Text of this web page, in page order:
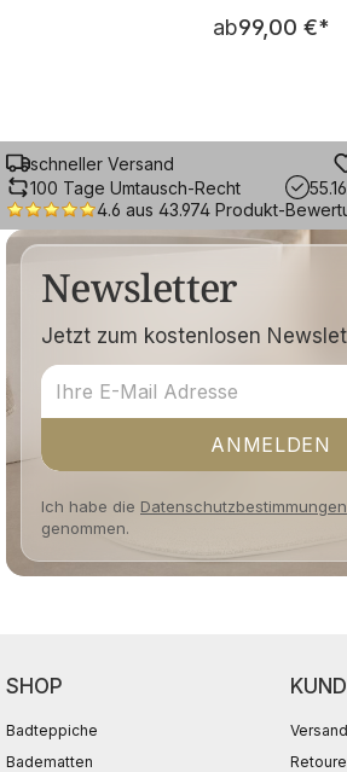
ab99,00 €*
schneller Versand
100 Tage Umtausch-Recht
4.6 aus 43.974 Produkt-
Newsletter
Jetzt zum kostenlosen
ANMELDEN
Ich habe die Datenschutzbestimmungen
genommen.
SHOP
Badteppiche
Badematten